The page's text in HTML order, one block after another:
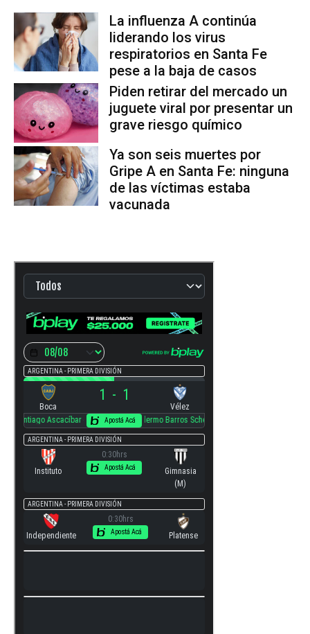
La influenza A continúa
liderando los virus
respiratorios en Santa Fe
pese a la baja de casos
Piden retirar del mercado un
juguete viral por presentar un
grave riesgo químico
Ya son seis muertes por
Gripe A en Santa Fe: ninguna
de las víctimas estaba
vacunada